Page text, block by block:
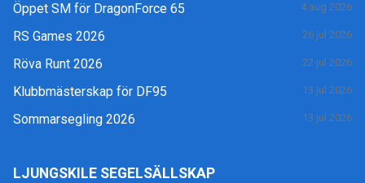
Öppet SM för DragonForce 65 4 aug 2026
RS Games 2026 26 jul 2026
Röva Runt 2026 22 jul 2026
Klubbmästerskap för DF95 13 jul 2026
Sommarsegling 2026 13 jul 2026
LJUNGSKILE SEGELSÄLLSKAP